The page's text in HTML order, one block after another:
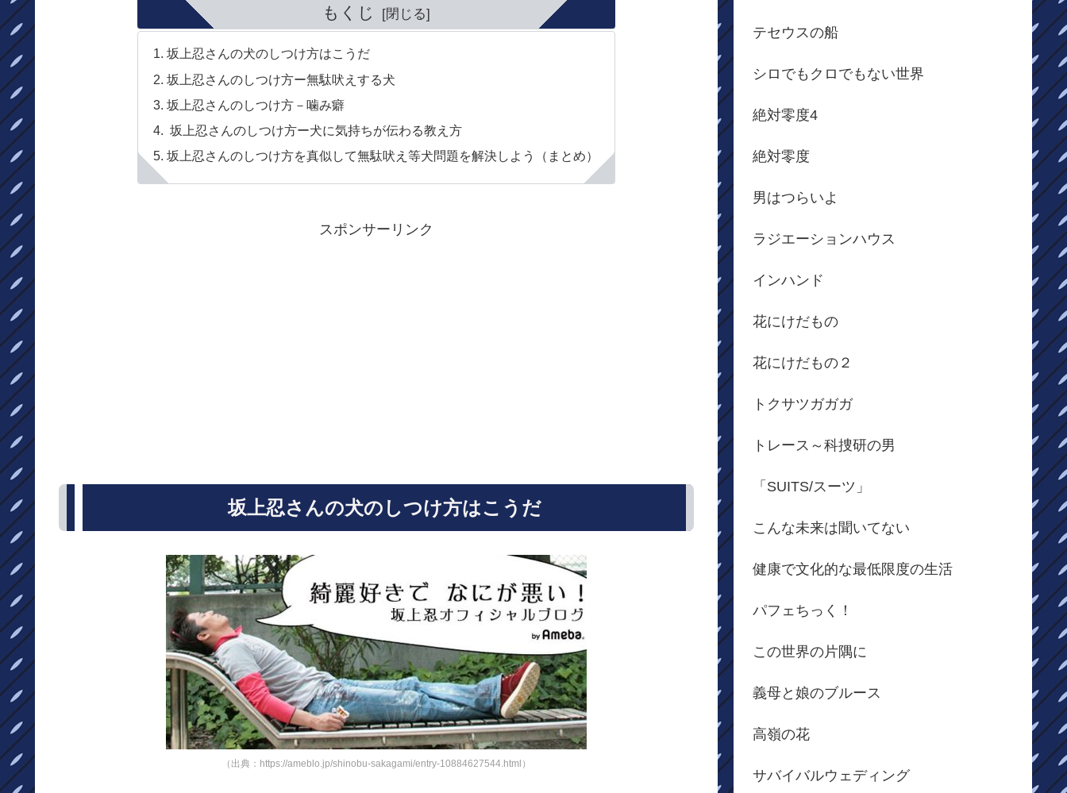
もくじ
坂上忍さんの犬のしつけ方はこうだ
坂上忍さんのしつけ方ー無駄吠えする犬
坂上忍さんのしつけ方－噛み癖
坂上忍さんのしつけ方ー犬に気持ちが伝わる教え方
坂上忍さんのしつけ方を真似して無駄吠え等犬問題を解決しよう（まとめ）
スポンサーリンク
坂上忍さんの犬のしつけ方はこうだ
（出典：https://ameblo.jp/shinobu-sakagami/entry-10884627544.html）
テセウスの船
シロでもクロでもない世界
絶対零度4
絶対零度
男はつらいよ
ラジエーションハウス
インハンド
花にけだもの
花にけだもの２
トクサツガガガ
トレース～科捜研の男
「SUITS/スーツ」
こんな未来は聞いてない
健康で文化的な最低限度の生活
パフェちっく！
この世界の片隅に
義母と娘のブルース
高嶺の花
サバイバルウェディング